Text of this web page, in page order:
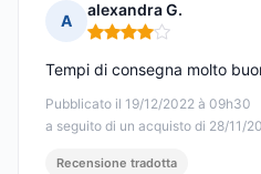
A
alexandra G.
Nota: 4 su 5
Pubblicato il 19/12/2022 à 09h30
a seguito di un acquisto di 28/11/
Tempi di consegna molto
Recensione tradotta